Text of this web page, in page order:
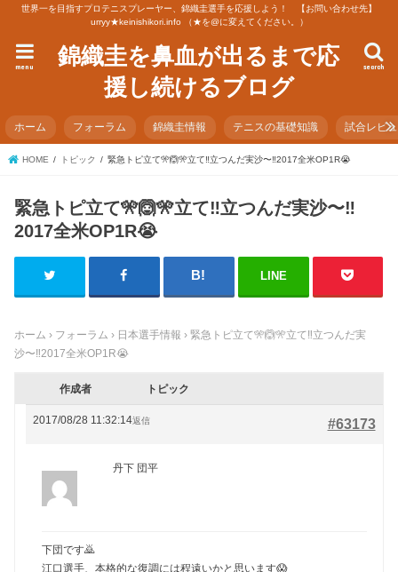
世界一を目指すプロテニスプレーヤー、錦織圭選手を応援しよう！ 【お問い合わせ先】
urryy★keinishikori.info （★を@に変えてください。）
錦織圭を鼻血が出るまで応
援し続けるブログ
search
menu
ホーム フォーラム 錦織圭情報 テニスの基礎知識 試合レビ
HOME トピック 緊急トピ立て🎌🙆🎌立て‼️立つんだ実沙〜‼️2017全米OP1R😭
緊急トピ立て🎌🙆🎌立て‼️立つんだ実沙〜‼️
2017全米OP1R😭
LINE
ホーム › フォーラム › 日本選手情報 › 緊急トピ立て🎌🙆🎌立て‼️立つんだ実
沙〜‼️2017全米OP1R😭
作成者 トピック
2017/08/28 11:32:14 #63173
返信
丹下 団平
下団です🙇
江口選手、本格的な復調には程遠いかと思います😱